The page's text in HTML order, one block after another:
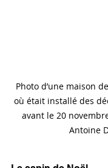
Photo d’une maison
où était installé des
avant le 20
Antoine